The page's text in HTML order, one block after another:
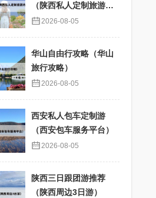
（陕西私人定制旅游方
案公示）
2026-08-05
华山自由行攻略（华山
旅行攻略）
2026-08-05
西安私人包车定制游
（西安包车服务平台）
2026-08-05
陕西三日跟团游推荐
（陕西周边3日游）